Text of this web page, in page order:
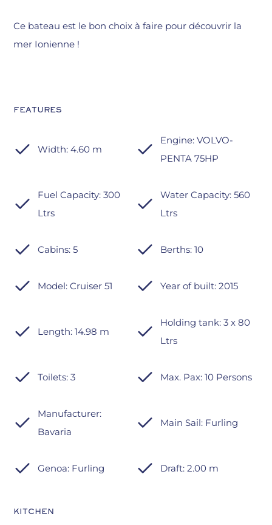
Ce bateau est le bon choix à faire pour découvrir la
mer Ionienne !
FEATURES
Width: 4.60 m
Engine: VOLVO-
PENTA 75HP
Fuel Capacity: 300
Ltrs
Water Capacity: 560
Ltrs
Cabins: 5 Berths: 10
Model: Cruiser 51 Year of built: 2015
Length: 14.98 m
Holding tank: 3 x 80
Ltrs
Toilets: 3 Max. Pax: 10 Persons
Manufacturer:
Bavaria
Main Sail: Furling
Genoa: Furling Draft: 2.00 m
KITCHEN